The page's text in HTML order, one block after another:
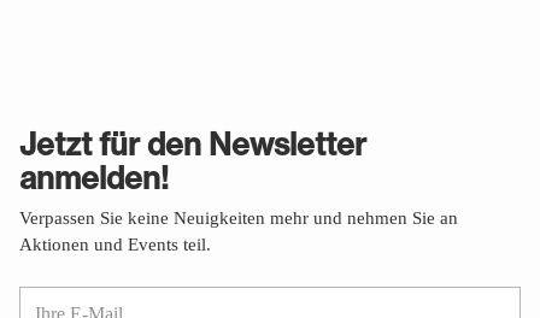
Jetzt für den Newsletter
anmelden!
Verpassen Sie keine Neuigkeiten mehr und nehmen Sie an
Aktionen und Events teil.